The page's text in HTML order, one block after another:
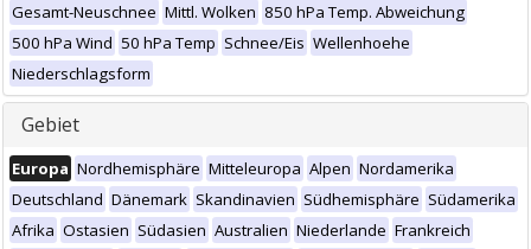
Gesamt-Neuschnee Mittl. Wolken 850 hPa Temp. Abweichung
500 hPa Wind 50 hPa Temp Schnee/Eis Wellenhoehe
Niederschlagsform
Gebiet
Europa Nordhemisphäre Mitteleuropa Alpen Nordamerika
Deutschland Dänemark Skandinavien Südhemisphäre Südamerika
Afrika Ostasien Südasien Australien Niederlande Frankreich